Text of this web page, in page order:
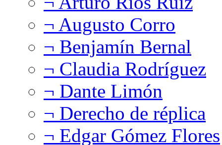
¬ Augusto Corro
¬ Benjamín Bernal
¬ Claudia Rodríguez
¬ Dante Limón
¬ Derecho de réplica
¬ Edgar Gómez Flores